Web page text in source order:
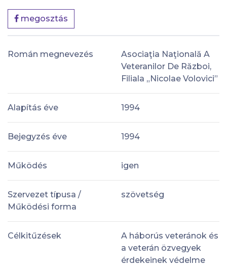
megosztás
Román megnevezés
Asociaţia Naţională A
Veteranilor De Război,
Filiala „Nicolae Volovici”
Alapítás éve 1994
Bejegyzés éve 1994
Működés igen
Szervezet típusa /
Működési forma
szövetség
Célkitűzések
A háborús veteránok és
a veterán özvegyek
érdekeinek védelme